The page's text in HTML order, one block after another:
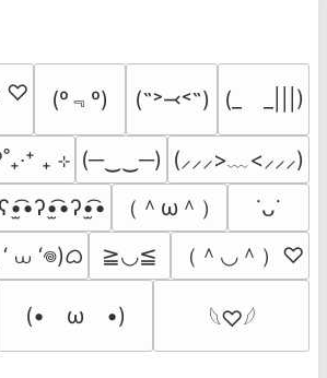
♡ (º﹃º) (˶˃⤙˂˶) (_　_|||)
₊ ⊹ (─‿‿─) (⸝⸝⸝>﹏<⸝⸝⸝)
（＾ω＾）
˙ᴗ˙
⩊ ‘𖦹)ᜊ ≧◡≦ （＾◡＾）♡
(•　ω　•) 𓆩♡𓆪